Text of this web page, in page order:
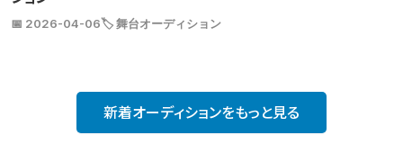
📅 2026-04-06🏷️ 舞台オーディション
新着オーディションをもっと見る